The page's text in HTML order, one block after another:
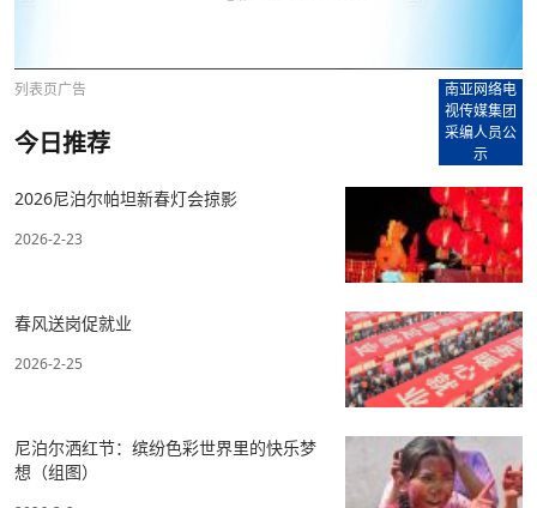
列表页广告
南亚网络电
视传媒集团
采编人员公
示
今日推荐
2026尼泊尔帕坦新春灯会掠影
2026-2-23
春风送岗促就业
2026-2-25
尼泊尔洒红节：缤纷色彩世界里的快乐梦
想（组图）